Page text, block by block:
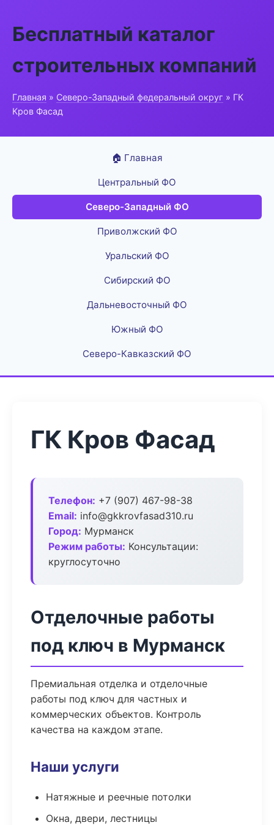
Бесплатный каталог
строительных компаний
Главная » Северо-Западный федеральный округ » ГК
Кров Фасад
🏠 Главная
Центральный ФО
Северо-Западный ФО
Приволжский ФО
Уральский ФО
Сибирский ФО
Дальневосточный ФО
Южный ФО
Северо-Кавказский ФО
ГК Кров Фасад
Телефон: +7 (907) 467-98-38
Email: info@gkkrovfasad310.ru
Город: Мурманск
Режим работы: Консультации:
круглосуточно
Отделочные работы
под ключ в Мурманск
Премиальная отделка и отделочные
работы под ключ для частных и
коммерческих объектов. Контроль
качества на каждом этапе.
Наши услуги
Натяжные и реечные потолки
Окна, двери, лестницы